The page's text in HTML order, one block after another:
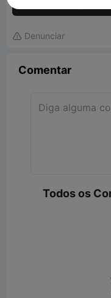
 Denunciar
Comentar
Todos os